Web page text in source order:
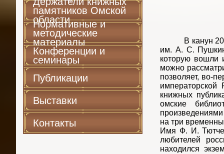
памятников Омской
области
Нормативные и
методические
материалы
Конференции и
семинары
Публикации
Выставки
Контакты
В канун 200-
им. А. С.
которую вошли
можно
позволяет, во-
императорской
книжных
омские
на три
Имя Ф. И.
любителей
находился